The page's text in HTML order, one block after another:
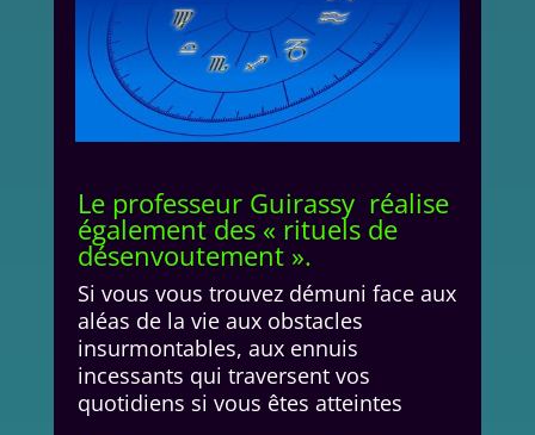
Le professeur Guirassy réalise
également des « rituels de
désenvoutement ».
Si vous vous trouvez démuni face aux
aléas de la vie aux obstacles
insurmontables, aux ennuis
incessants qui traversent vos
quotidiens si vous êtes atteintes